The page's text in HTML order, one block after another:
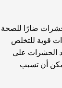
ضارًا للصحة
قوية للتخلص
الحشرات على
أن تسبب